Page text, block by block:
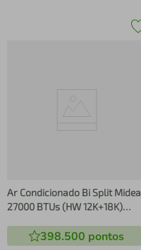
Ar Condicionado Bi Split Midea
27000 BTUs (HW 12K+18K)
R410A (38MBMTA27M5)
398.500 pontos